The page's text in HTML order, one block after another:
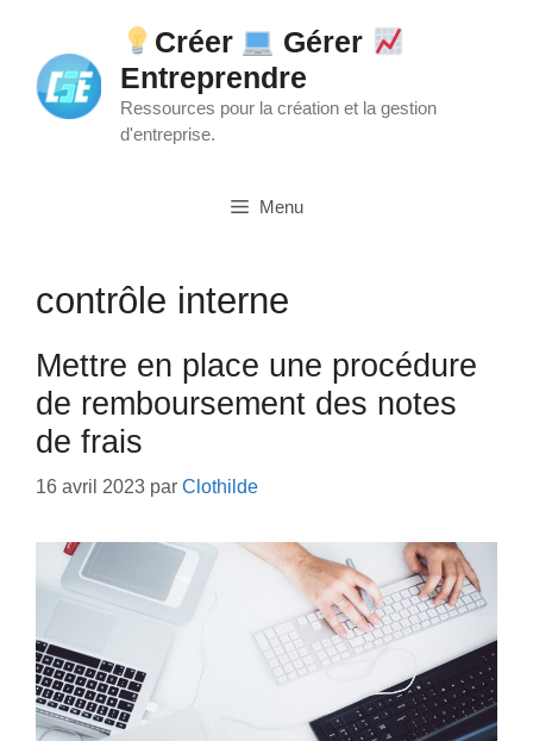
contenu
Créer
Gérer
Entreprendre
Ressources pour la création et la gestion
d'entreprise.
Menu
contrôle interne
Mettre en place une procédure
de remboursement des notes
de frais
16 avril 2023 par Clothilde